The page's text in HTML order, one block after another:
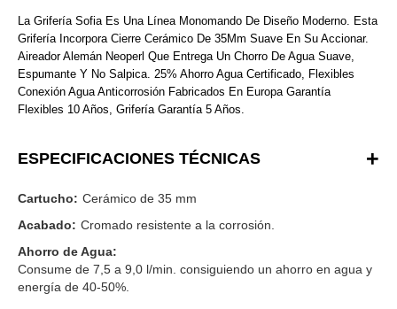
La Grifería Sofia Es Una Línea Monomando De Diseño Moderno. Esta
Grifería Incorpora Cierre Cerámico De 35Mm Suave En Su Accionar.
Aireador Alemán Neoperl Que Entrega Un Chorro De Agua Suave,
Espumante Y No Salpica. 25% Ahorro Agua Certificado, Flexibles
Conexión Agua Anticorrosión Fabricados En Europa Garantía
Flexibles 10 Años, Grifería Garantía 5 Años.
ESPECIFICACIONES TÉCNICAS
Cartucho: Cerámico de 35 mm
Acabado: Cromado resistente a la corrosión.
Ahorro de Agua:
Consume de 7,5 a 9,0 l/min. consiguiendo un ahorro en agua y
energía de 40-50%.